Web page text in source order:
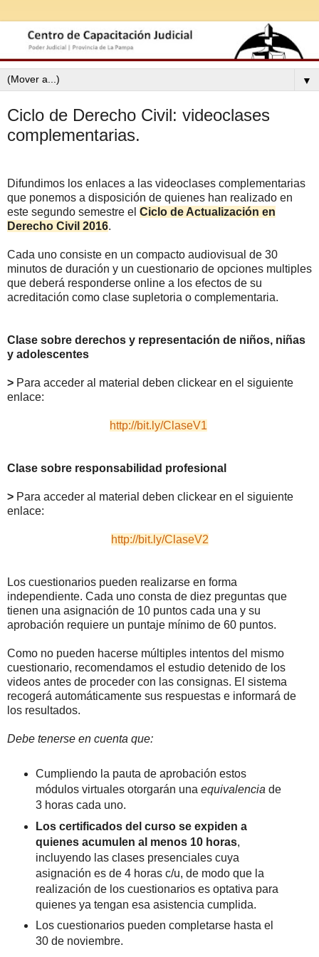
▼
Ciclo de Derecho Civil: videoclases
complementarias.
Difundimos los enlaces a las videoclases complementarias
que ponemos a disposición de quienes han realizado en
este segundo semestre el Ciclo de Actualización en
Derecho Civil 2016.
Cada uno consiste en un compacto audiovisual de 30
minutos de duración y un cuestionario de opciones multiples
que deberá responderse online a los efectos de su
acreditación como clase supletoria o complementaria.
Clase sobre derechos y representación de niños, niñas
y adolescentes
> Para acceder al material deben clickear en el siguiente
enlace:
http://bit.ly/ClaseV1
Clase sobre responsabilidad profesional
> Para acceder al material deben clickear en el siguiente
enlace:
http://bit.ly/ClaseV2
Los cuestionarios pueden realizarse en forma
independiente. Cada uno consta de diez preguntas que
tienen una asignación de 10 puntos cada una y su
aprobación requiere un puntaje mínimo de 60 puntos.
Como no pueden hacerse múltiples intentos del mismo
cuestionario, recomendamos el estudio detenido de los
videos antes de proceder con las consignas. El sistema
recogerá automáticamente sus respuestas e informará de
los resultados.
Debe tenerse en cuenta que:
Cumpliendo la pauta de aprobación estos
módulos virtuales otorgarán una equivalencia de
3 horas cada uno.
Los certificados del curso se expiden a
quienes acumulen al menos 10 horas,
incluyendo las clases presenciales cuya
asignación es de 4 horas c/u, de modo que la
realización de los cuestionarios es optativa para
quienes ya tengan esa asistencia cumplida.
Los cuestionarios pueden completarse hasta el
30 de noviembre.